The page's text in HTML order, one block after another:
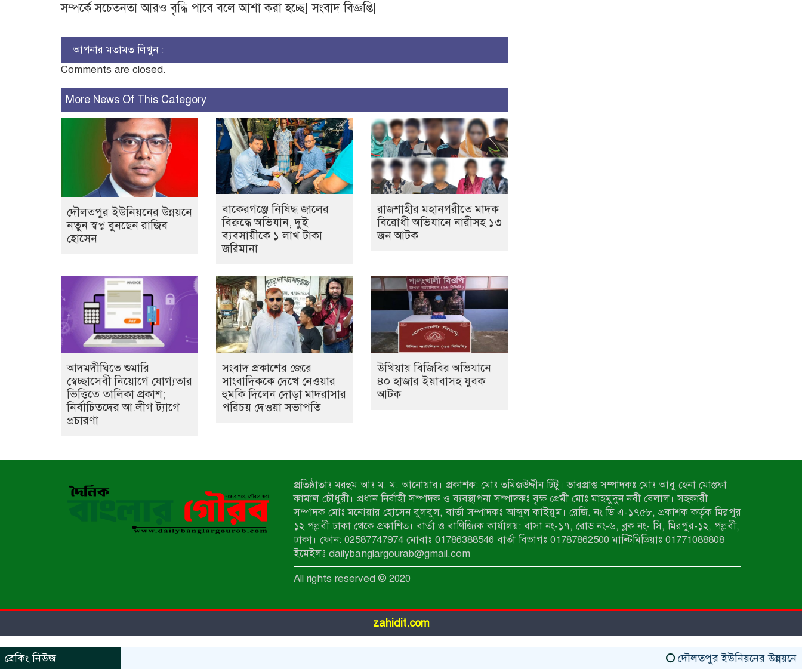
সম্পর্কে সচেতনতা আরও বৃদ্ধি পাবে বলে আশা করা হচ্ছে| সংবাদ বিজ্ঞপ্তি|
আপনার মতামত লিখুন :
Comments are closed.
More News Of This Category
দৌলতপুর ইউনিয়নের উন্নয়নে
নতুন স্বপ্ন বুনছেন রাজিব
হোসেন
বাকেরগঞ্জে নিষিদ্ধ জালের
বিরুদ্ধে অভিযান, দুই
ব্যবসায়ীকে ১ লাখ টাকা
জরিমানা
রাজশাহীর মহানগরীতে মাদক
বিরোধী অভিযানে নারীসহ ১৩
জন আটক
আদমদীঘিতে শুমারি
স্বেচ্ছাসেবী নিয়োগে যোগ্যতার
ভিত্তিতে তালিকা প্রকাশ;
নির্বাচিতদের আ.লীগ ট্যাগে
প্রচারণা
সংবাদ প্রকাশের জেরে
সাংবাদিককে দেখে নেওয়ার
হুমকি দিলেন দোড়া মাদরাসার
পরিচয় দেওয়া সভাপতি
উখিয়ায় বিজিবির অভিযানে
৪০ হাজার ইয়াবাসহ যুবক
আটক
প্রতিষ্ঠাতাঃ মরহুম আঃ ম. ম. আনোয়ার। প্রকাশক: মোঃ তমিজউদ্দীন টিটু। ভারপ্রাপ্ত সম্পাদকঃ মোঃ আবু হেনা মোস্তফা
কামাল চৌধুরী। প্রধান নির্বাহী সম্পাদক ও ব্যবস্থাপনা সম্পাদকঃ বৃক্ষ প্রেমী মোঃ মাহমুদুন নবী বেলাল। সহকারী
সম্পাদক মোঃ মনোয়ার হোসেন বুলবুল, বার্তা সম্পাদকঃ আব্দুল কাইয়ুম। রেজি. নং ডি এ-১৭৫৮, প্রকাশক কর্তৃক মিরপুর
১২ পল্লবী ঢাকা থেকে প্রকাশিত। বার্তা ও বাণিজ্যিক কার্যালয়: বাসা নং-১৭, রোড নং-৬, ব্লক নং- সি, মিরপুর-১২, পল্লবী,
ঢাকা। ফোন: 02587747974 মোবাঃ 01786388546 বার্তা বিভাগঃ 01787862500 মাল্টিমিডিয়াঃ 01771088808
ইমেইলঃ dailybanglargourab@gmail.com
All rights reserved © 2020
ব্রেকিং নিউজ দৌলতপুর ইউনিয়নের উন্নয়নে নতুন
zahidit.com
https://www.kaabait.com